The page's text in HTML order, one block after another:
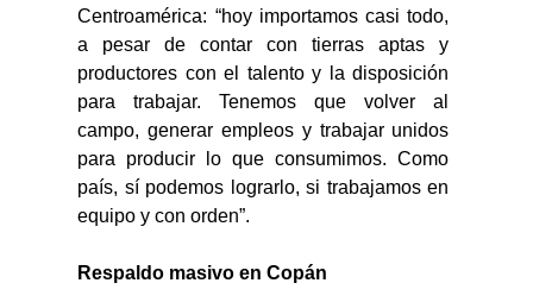
Centroamérica: “hoy importamos casi todo,
a pesar de contar con tierras aptas y
productores con el talento y la disposición
para trabajar. Tenemos que volver al
campo, generar empleos y trabajar unidos
para producir lo que consumimos. Como
país, sí podemos lograrlo, si trabajamos en
equipo y con orden”.
Respaldo masivo en Copán